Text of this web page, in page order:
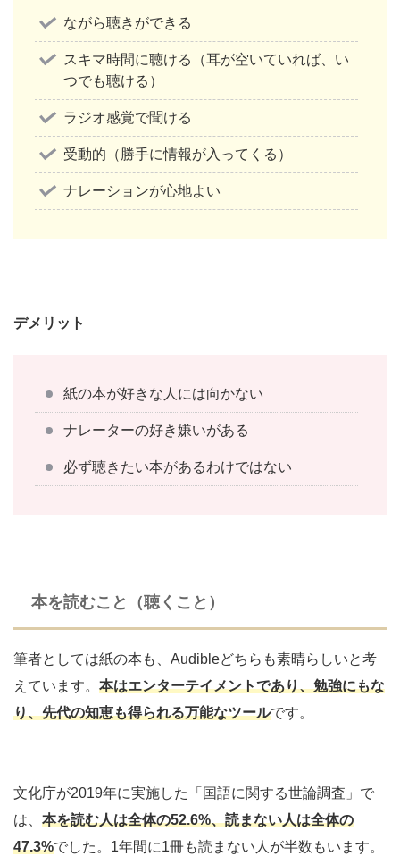
ながら聴きができる
スキマ時間に聴ける（耳が空いていれば、い
つでも聴ける）
ラジオ感覚で聞ける
受動的（勝手に情報が入ってくる）
ナレーションが心地よい
デメリット
紙の本が好きな人には向かない
ナレーターの好き嫌いがある
必ず聴きたい本があるわけではない
本を読むこと（聴くこと）
筆者としては紙の本も、Audibleどちらも素晴らしいと考
えています。 本はエンターテイメントであり、勉強にもな
り、先代の知恵も得られる万能なツールです。
文化庁が2019年に実施した「国語に関する世論調査」で
は、 本を読む人は全体の52.6%、読まない人は全体の
47.3%でした。1年間に1冊も読まない人が半数もいます。